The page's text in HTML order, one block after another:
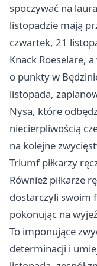
spoczywać na
listopadzie mają
czwartek, 21
Knack Roeselare,
o punkty w
listopada,
Nysa, które
niecierpliwością
na kolejne
Triumf piłkarzy
Również piłkarze
dostarczyli swoim
pokonując na
To imponujące
determinacji i